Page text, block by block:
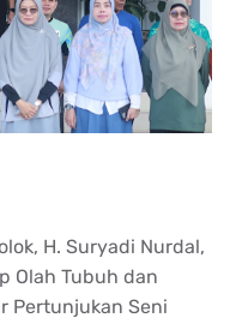
H. Suryadi Nurdal,
Olah Tubuh dan
Pertunjukan Seni